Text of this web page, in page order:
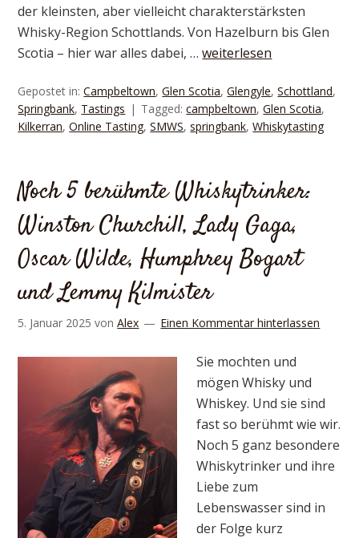
der kleinsten, aber vielleicht charakterstärksten
Whisky-Region Schottlands. Von Hazelburn bis Glen
Scotia – hier war alles dabei, …weiterlesen
Gepostet in:Campbeltown,Glen Scotia,Glengyle,Schottland,
Springbank, Tastings Tagged:campbeltown,Glen Scotia,
Kilkerran,Online Tasting,SMWS,springbank,Whiskytasting
Noch 5 berühmte Whiskytrinker:
Winston Churchill, Lady Gaga,
Oscar Wilde, Humphrey Bogart
und Lemmy Kilmister
5. Januar 2025 vonAlex Einen Kommentar hinterlassen
Sie mochten und
mögen Whisky und
Whiskey. Und sie sind
fast so berühmt wie wir.
Noch 5 ganz besondere
Whiskytrinker und ihre
Liebe zum
Lebenswasser sind in
der Folge kurz